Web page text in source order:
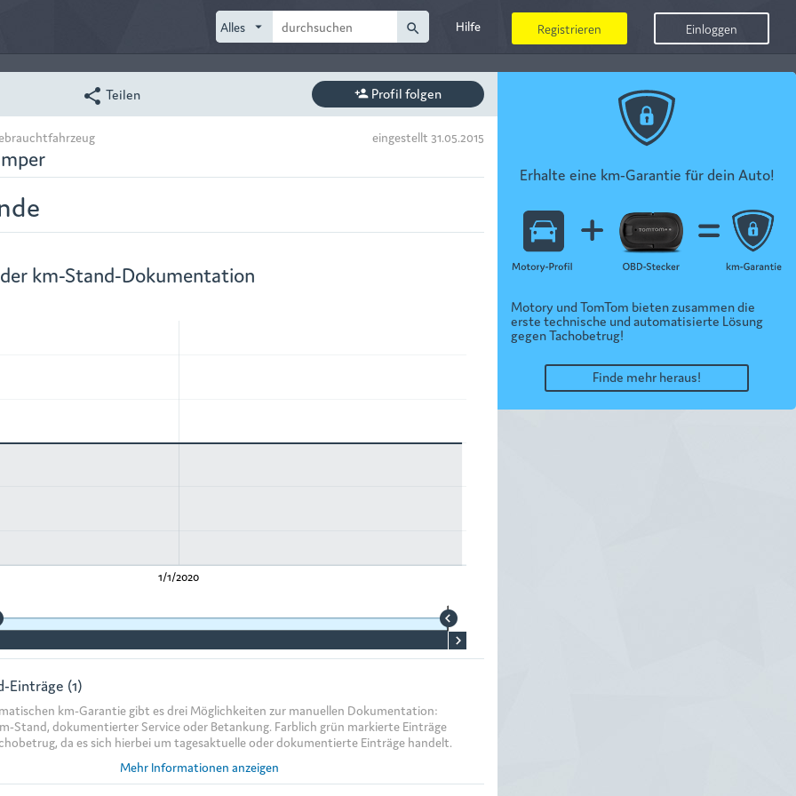
Hilfe
arrow_drop_down search Registrieren Einloggen
share Teilen person_add Profil folgen
eingestellt 31.05.2015
km-Stand-Dokumentation
1/1/2020
Einträge (1)
km-Garantie gibt es drei Möglichkeiten zur manuellen Dokumentation:
Stand, dokumentierter Service oder Betankung. Farblich grün markierte Einträge
da es sich hierbei um tagesaktuelle oder dokumentierte Einträge handelt.
Mehr Informationen anzeigen
Erhalte eine km-Garantie für dein Auto!
Motory und TomTom bieten zusammen die
erste technische und automatisierte Lösung
gegen Tachobetrug!
Finde mehr heraus!